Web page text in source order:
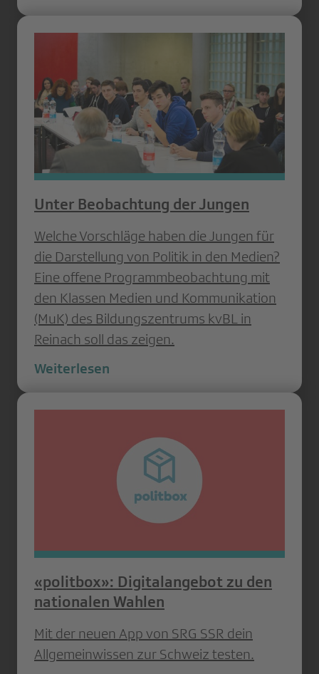
Unter Beobachtung der Jungen
Welche Vorschläge haben die Jungen für
die Darstellung von Politik in den Medien?
Eine offene Programmbeobachtung mit
den Klassen Medien und Kommunikation
(MuK) des Bildungszentrums kvBL in
Reinach soll das zeigen.
Weiterlesen
«politbox»: Digitalangebot zu den
nationalen Wahlen
Mit der neuen App von SRG SSR dein
Allgemeinwissen zur Schweiz testen.